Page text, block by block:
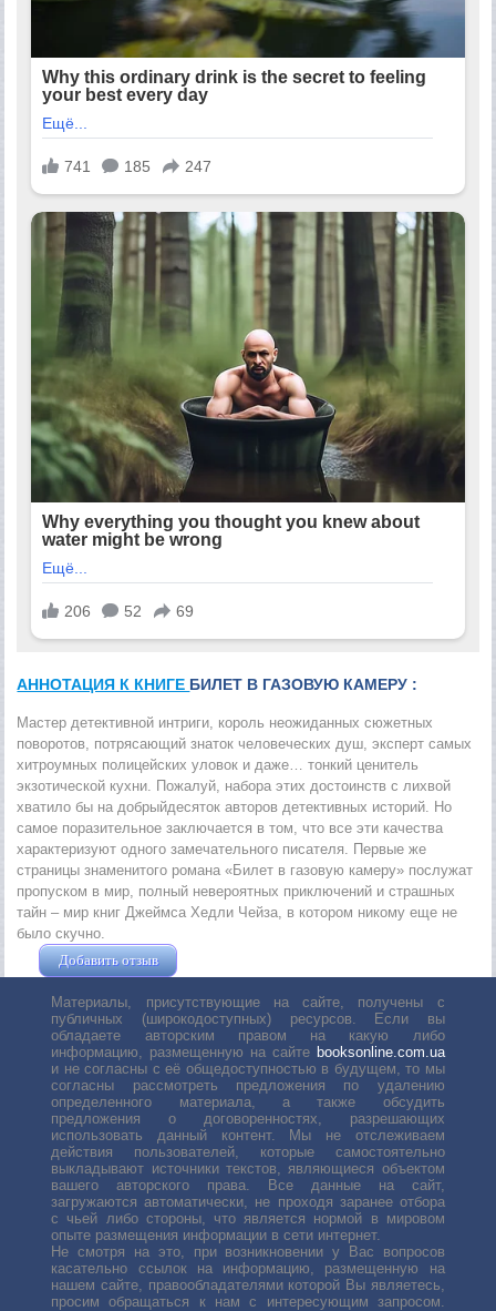
АННОТАЦИЯ К КНИГЕ БИЛЕТ В ГАЗОВУЮ КАМЕРУ :
Мастер детективной интриги, король неожиданных сюжетных
поворотов, потрясающий знаток человеческих душ, эксперт самых
хитроумных полицейских уловок и даже… тонкий ценитель
экзотической кухни. Пожалуй, набора этих достоинств с лихвой
хватило бы на добрыйдесяток авторов детективных историй. Но
самое поразительное заключается в том, что все эти качества
характеризуют одного замечательного писателя. Первые же
страницы знаменитого романа «Билет в газовую камеру» послужат
пропуском в мир, полный невероятных приключений и страшных
тайн – мир книг Джеймса Хедли Чейза, в котором никому еще не
было скучно.
Добавить отзыв
Материалы, присутствующие на сайте, получены с
публичных (широкодоступных) ресурсов. Если вы
обладаете авторским правом на какую либо
информацию, размещенную на сайте booksonline.com.ua
и не согласны с её общедоступностью в будущем, то мы
согласны рассмотреть предложения по удалению
определенного материала, а также обсудить
предложения о договоренностях, разрешающих
использовать данный контент. Мы не отслеживаем
действия пользователей, которые самостоятельно
выкладывают источники текстов, являющиеся объектом
вашего авторского права. Все данные на сайт,
загружаются автоматически, не проходя заранее отбора
с чьей либо стороны, что является нормой в мировом
опыте размещения информации в сети интернет.
Не смотря на это, при возникновении у Вас вопросов
касательно ссылок на информацию, размещенную на
нашем сайте, правообладателями которой Вы являетесь,
просим обращаться к нам с интересующим запросом.